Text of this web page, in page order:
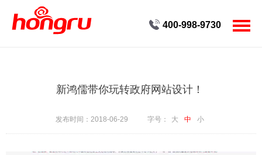
400-998-9730
新鸿儒带你玩转政府网站设计！
发布时间：2018-06-29 字号： 大 中 小